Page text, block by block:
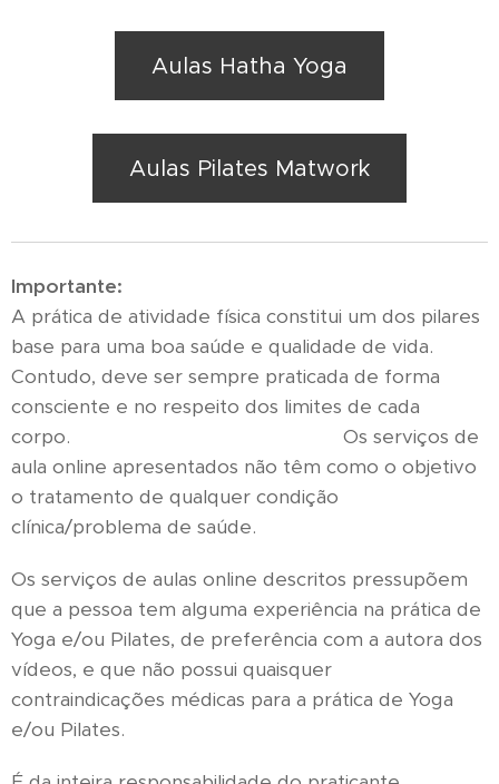
Aulas Hatha Yoga
Aulas Pilates Matwork
Importante:
A prática de atividade física constitui um dos pilares
base para uma boa saúde e qualidade de vida.
Contudo, deve ser sempre praticada de forma
consciente e no respeito dos limites de cada
corpo. Os serviços de
aula online apresentados não têm como o objetivo
o tratamento de qualquer condição
clínica/problema de saúde.
Os serviços de aulas online descritos pressupõem
que a pessoa tem alguma experiência na prática de
Yoga e/ou Pilates, de preferência com a autora dos
vídeos, e que não possui quaisquer
contraindicações médicas para a prática de Yoga
e/ou Pilates.